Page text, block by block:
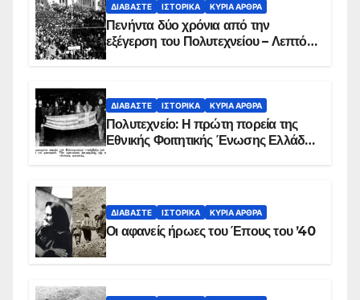
ΔΙΑΒΆΣΤΕ ΙΣΤΟΡΙΚΆ ΚΥΡΙΑ ΑΡΘΡΑ
Πενήντα δύο χρόνια από την
εξέγερση του Πολυτεχνείου – Λεπτό
ΔΙΑΒΆΣΤΕ ΙΣΤΟΡΙΚΆ ΚΥΡΙΑ ΑΡΘΡΑ
Πολυτεχνείο: Η πρώτη πορεία της
Εθνικής Φοιτητικής Ένωσης Ελλάδος
ΔΙΑΒΆΣΤΕ ΙΣΤΟΡΙΚΆ ΚΥΡΙΑ ΑΡΘΡΑ
Οι αφανείς ήρωες του Έπους του ’40